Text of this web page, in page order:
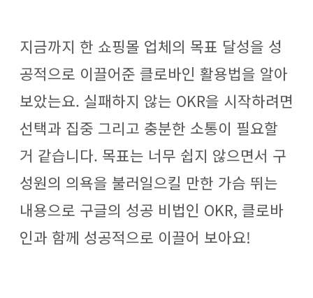
지금까지 한 쇼핑몰 업체의 목표 달성을 성
공적으로 이끌어준 클로바인 활용법을 알아
보았는요. 실패하지 않는 OKR을 시작하려면
선택과 집중 그리고 충분한 소통이 필요할
거 같습니다. 목표는 너무 쉽지 않으면서 구
성원의 의욕을 불러일으킬 만한 가슴 뛰는
내용으로 구글의 성공 비법인 OKR, 클로바
인과 함께 성공적으로 이끌어 보아요!